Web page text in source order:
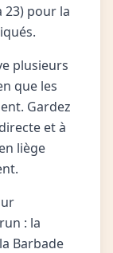
23) pour la
plusieurs
que les
Gardez
et à
liège
: la
Barbade